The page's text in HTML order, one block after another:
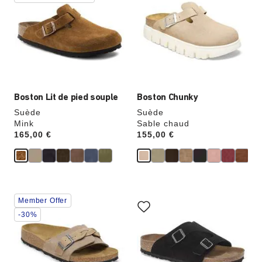
Boston Lit de pied souple
Suède
Mink
Price:
165,00 €
échantillons
de
couleurs
modifiera
l’image
Boston Chunky
Suède
Sable chaud
Price:
155,00 €
échantillons
couleurs
modifiera
Cliquer
sur
les
échantillons
couleurs
modifiera
Member Offer
-30%
sur
les
échantillons
de
couleurs
modifiera